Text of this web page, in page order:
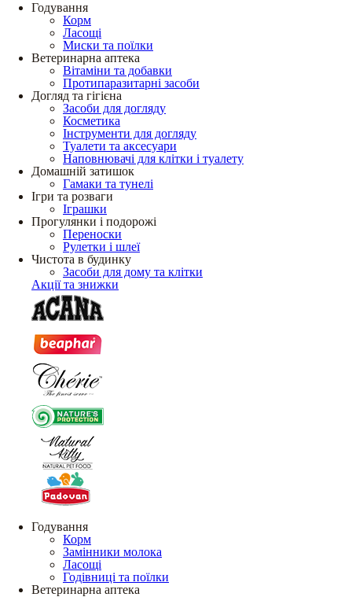
Годування
Корм
Ласощі
Миски та поїлки
Ветеринарна аптека
Вітаміни та добавки
Протипаразитарні засоби
Догляд та гігієна
Засоби для догляду
Косметика
Інструменти для догляду
Туалети та аксесуари
Наповнювачі для клітки і туалету
Домашній затишок
Гамаки та тунелі
Ігри та розваги
Іграшки
Прогулянки і подорожі
Переноски
Рулетки і шлеї
Чистота в будинку
Засоби для дому та клітки
Акції та знижки
Годування
Корм
Замінники молока
Ласощі
Годівниці та поїлки
Ветеринарна аптека